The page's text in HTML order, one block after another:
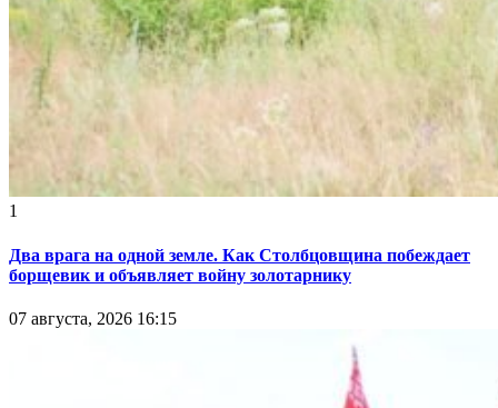
1
Два врага на одной земле. Как Столбцовщина побеждает
борщевик и объявляет войну золотарнику
07 августа, 2026 16:15